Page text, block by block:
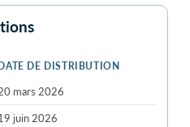
DE DISTRIBUTION
mars 2026
juin 2026